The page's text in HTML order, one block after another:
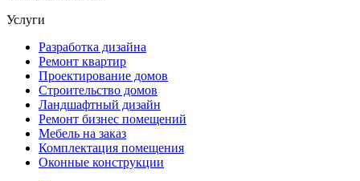
Услуги
Разработка дизайна
Ремонт квартир
Проектирование домов
Строительство домов
Ландшафтный дизайн
Ремонт бизнес помещений
Мебель на заказ
Комплектация помещения
Оконные конструкции